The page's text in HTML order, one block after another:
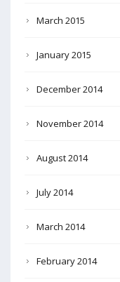
March 2015
January 2015
December 2014
November 2014
August 2014
July 2014
March 2014
February 2014